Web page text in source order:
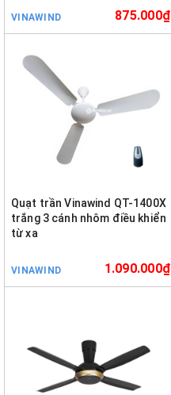
VINAWIND 875.000₫
Quạt trần Vinawind QT-1400X
trắng 3 cánh nhôm điều khiển
từ xa
VINAWIND 1.090.000₫